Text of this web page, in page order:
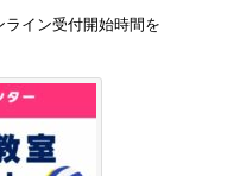
ライン受付開始時間を